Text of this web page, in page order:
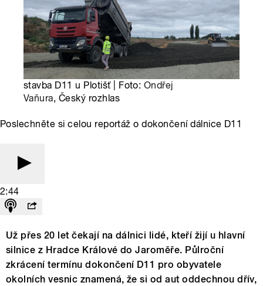
stavba D11 u Plotišť | Foto: Ondřej
Vaňura, Český rozhlas
Poslechněte si celou reportáž o dokončení dálnice D11
2:44
Už přes 20 let čekají na dálnici lidé, kteří žijí u hlavní
silnice z Hradce Králové do Jaroměře. Půlroční
zkrácení termínu dokončení D11 pro obyvatele
okolních vesnic znamená, že si od aut oddechnou dřív,